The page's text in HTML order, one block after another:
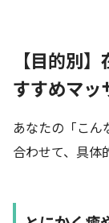
【目的別
すすめマッ
あなたの「こん
合わせて、具体